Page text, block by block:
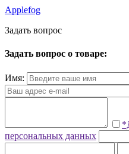
Applefog
Задать вопрос
Задать вопрос о товаре:
Имя:
персональных данных